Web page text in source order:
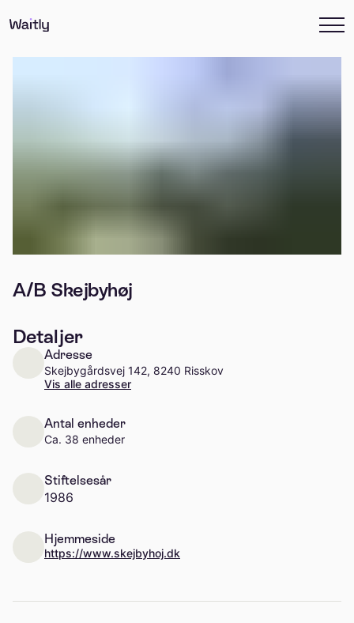
A/B Skejbyhøj
Detaljer
Adresse
Skejbygårdsvej 142, 8240 Risskov
Vis alle adresser
Antal enheder
Ca. 38 enheder
Stiftelsesår
1986
Hjemmeside
https://www.skejbyhoj.dk